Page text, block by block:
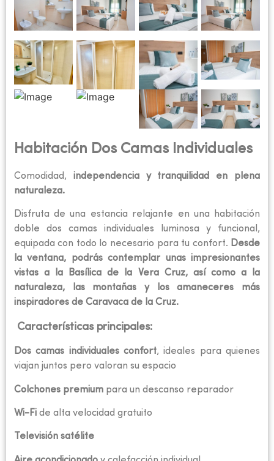
Habitación Dos Camas Individuales
Comodidad, independencia y tranquilidad en plena
naturaleza.
Disfruta de una estancia relajante en una habitación
doble dos camas individuales luminosa y funcional,
equipada con todo lo necesario para tu confort. Desde
la ventana, podrás contemplar unas impresionantes
vistas a la Basílica de la Vera Cruz, así como a la
naturaleza, las montañas y los amaneceres más
inspiradores de Caravaca de la Cruz.
Características principales:
Dos camas individuales confort, ideales para quienes
viajan juntos pero valoran su espacio
Colchones premiumpara un descanso reparador
Wi-Fi de alta velocidad gratuito
Televisión satélite